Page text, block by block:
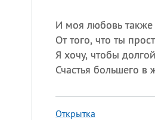
И моя любовь также
От того, что ты
Я хочу, чтобы
Счастья большего в
Открытка